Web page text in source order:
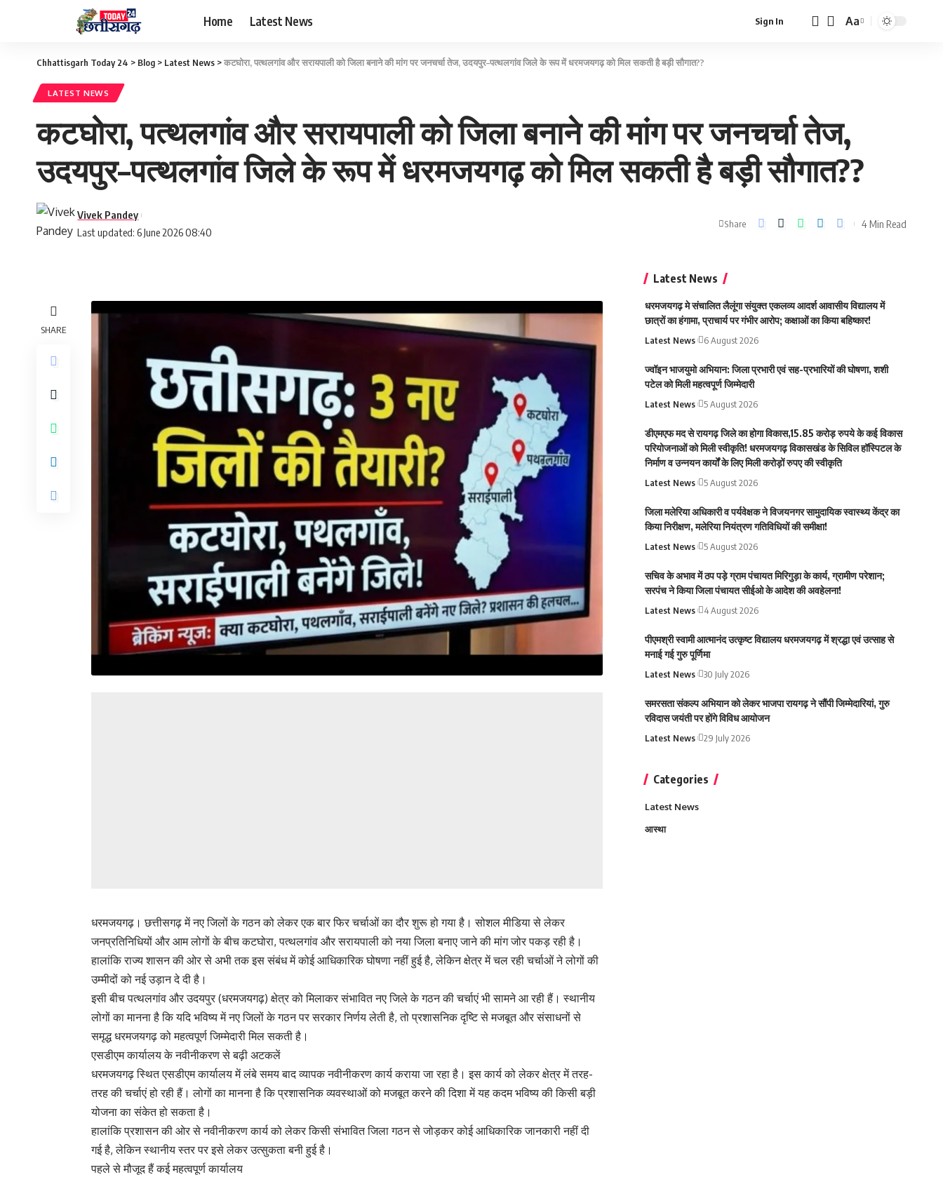
Home Latest News Sign In
Font
Aa
Chhattisgarh Today 24 > Blog > Latest News >कटघोरा, पत्थलगांव और सरायपाली को जिला बनाने की मांग पर जनचर्चा तेज, उदयपुर–पत्थलगांव जिले के रूप में धरमजयगढ़ को मिल सकती है बड़ी सौगात??
LATEST NEWS
कटघोरा, पत्थलगांव और सरायपाली को जिला बनाने की मांग पर जनचर्चा तेज,
उदयपुर–पत्थलगांव जिले के रूप में धरमजयगढ़ को मिल सकती है बड़ी सौगात??
Last updated: 6 June 2026 08:40
Vivek Pandey
Share 4 Min Read
SHARE
धरमजयगढ़। छत्तीसगढ़ में नए जिलों के गठन को लेकर एक बार फिर चर्चाओं का दौर शुरू हो गया है। सोशल मीडिया से लेकर
जनप्रतिनिधियों और आम लोगों के बीच कटघोरा, पत्थलगांव और सरायपाली को नया जिला बनाए जाने की मांग जोर पकड़ रही है।
हालांकि राज्य शासन की ओर से अभी तक इस संबंध में कोई आधिकारिक घोषणा नहीं हुई है, लेकिन क्षेत्र में चल रही चर्चाओं ने लोगों की
उम्मीदों को नई उड़ान दे दी है।
इसी बीच पत्थलगांव और उदयपुर (धरमजयगढ़) क्षेत्र को मिलाकर संभावित नए जिले के गठन की चर्चाएं भी सामने आ रही हैं। स्थानीय
लोगों का मानना है कि यदि भविष्य में नए जिलों के गठन पर सरकार निर्णय लेती है, तो प्रशासनिक दृष्टि से मजबूत और संसाधनों से
समृद्ध धरमजयगढ़ को महत्वपूर्ण जिम्मेदारी मिल सकती है।
एसडीएम कार्यालय के नवीनीकरण से बढ़ी अटकलें
धरमजयगढ़ स्थित एसडीएम कार्यालय में लंबे समय बाद व्यापक नवीनीकरण कार्य कराया जा रहा है। इस कार्य को लेकर क्षेत्र में तरह-
तरह की चर्चाएं हो रही हैं। लोगों का मानना है कि प्रशासनिक व्यवस्थाओं को मजबूत करने की दिशा में यह कदम भविष्य की किसी बड़ी
योजना का संकेत हो सकता है।
हालांकि प्रशासन की ओर से नवीनीकरण कार्य को लेकर किसी संभावित जिला गठन से जोड़कर कोई आधिकारिक जानकारी नहीं दी
गई है, लेकिन स्थानीय स्तर पर इसे लेकर उत्सुकता बनी हुई है।
पहले से मौजूद हैं कई महत्वपूर्ण कार्यालय
Latest News
धरमजयगढ़ मे संचालित लैलूंगा संयुक्त एकलव्य आदर्श आवासीय विद्यालय में
छात्रों का हंगामा, प्राचार्य पर गंभीर आरोप; कक्षाओं का किया बहिष्कार!
Latest News 6 August 2026
ज्वॉइन भाजयुमो अभियान: जिला प्रभारी एवं सह-प्रभारियों की घोषणा, शशी
पटेल को मिली महत्वपूर्ण जिम्मेदारी
Latest News 5 August 2026
डीएमएफ मद से रायगढ़ जिले का होगा विकास,15.85 करोड़ रुपये के कई विकास
परियोजनाओं को मिली स्वीकृति! धरमजयगढ़ विकासखंड के सिविल हॉस्पिटल के
निर्माण व उन्नयन कार्यों के लिए मिली करोड़ों रुपए की स्वीकृति
Latest News 5 August 2026
जिला मलेरिया अधिकारी व पर्यवेक्षक ने विजयनगर सामुदायिक स्वास्थ्य केंद्र का
किया निरीक्षण, मलेरिया नियंत्रण गतिविधियों की समीक्षा!
Latest News 5 August 2026
सचिव के अभाव में ठप पड़े ग्राम पंचायत मिरिगुड़ा के कार्य, ग्रामीण परेशान;
सरपंच ने किया जिला पंचायत सीईओ के आदेश की अवहेलना!
Latest News 4 August 2026
पीएमश्री स्वामी आत्मानंद उत्कृष्ट विद्यालय धरमजयगढ़ में श्रद्धा एवं उत्साह से
मनाई गई गुरु पूर्णिमा
Latest News 30 July 2026
समरसता संकल्प अभियान को लेकर भाजपा रायगढ़ ने सौंपी जिम्मेदारियां, गुरु
रविदास जयंती पर होंगे विविध आयोजन
Latest News 29 July 2026
Categories
Latest News
आस्था